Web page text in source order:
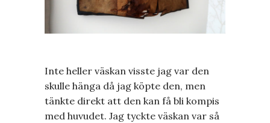
Inte heller väskan visste jag var den
skulle hänga då jag köpte den, men
tänkte direkt att den kan få bli kompis
med huvudet. Jag tyckte väskan var så